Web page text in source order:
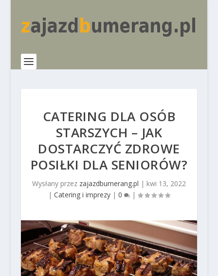
CATERING DLA OSÓB
STARSZYCH – JAK
DOSTARCZYĆ ZDROWE
POSIŁKI DLA SENIORÓW?
Wysłany przez zajazdbumerang.pl | kwi 13, 2022
| Catering i imprezy| 0 |